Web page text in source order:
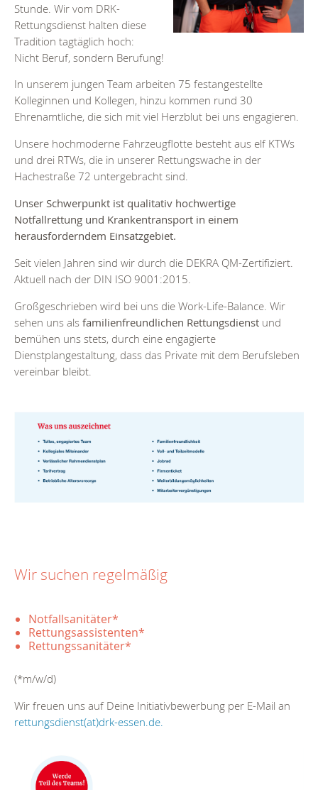
Stunde. Wir vom DRK-
Rettungsdienst halten diese
Tradition tagtäglich hoch:
Nicht Beruf, sondern Berufung!
In unserem jungen Team arbeiten 75 festangestellte
Kolleginnen und Kollegen, hinzu kommen rund 30
Ehrenamtliche, die sich mit viel Herzblut bei uns engagieren.
Unsere hochmoderne Fahrzeugflotte besteht aus elf KTWs
und drei RTWs, die in unserer Rettungswache in der
Hachestraße 72 untergebracht sind.
Unser Schwerpunkt ist qualitativ hochwertige
Notfallrettung und Krankentransport in einem
herausforderndem Einsatzgebiet.
Seit vielen Jahren sind wir durch die DEKRA QM-Zertifiziert.
Aktuell nach der DIN ISO 9001:2015.
Großgeschrieben wird bei uns die Work-Life-Balance. Wir
sehen uns als familienfreundlichen Rettungsdienst und
bemühen uns stets, durch eine engagierte
Dienstplangestaltung, dass das Private mit dem Berufsleben
vereinbar bleibt.
Wir suchen regelmäßig
Notfallsanitäter*
Rettungsassistenten*
Rettungssanitäter*
(*m/w/d)
Wir freuen uns auf Deine Initiativbewerbung per E-Mail an
rettungsdienst(at)drk-essen.de.